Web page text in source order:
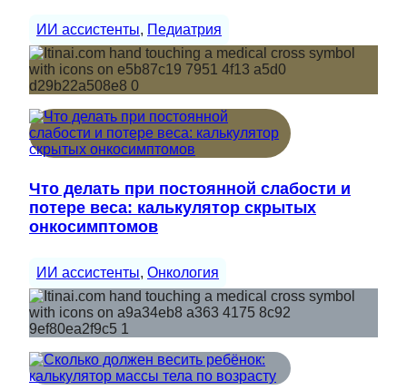
ИИ ассистенты, Педиатрия
Что делать при постоянной слабости и
потере веса: калькулятор скрытых
онкосимптомов
ИИ ассистенты, Онкология